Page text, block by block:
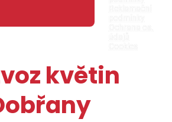
květin